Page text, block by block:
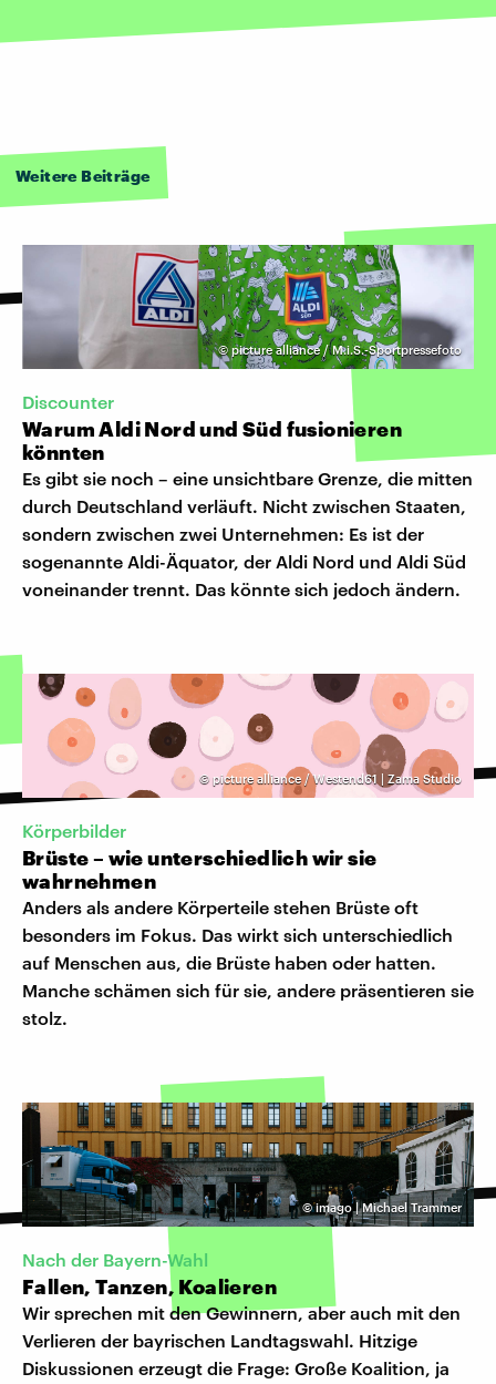
Weitere Beiträge
©picture alliance / M.i.S.-Sportpressefoto
Discounter
Warum Aldi Nord und Süd fusionieren
könnten
Es gibt sie noch – eine unsichtbare Grenze, die mitten
durch Deutschland verläuft. Nicht zwischen Staaten,
sondern zwischen zwei Unternehmen: Es ist der
sogenannte Aldi-Äquator, der Aldi Nord und Aldi Süd
voneinander trennt. Das könnte sich jedoch ändern.
© picture alliance / Westend61 | Zama Studio
Körperbilder
Brüste – wie unterschiedlich wir sie
wahrnehmen
Anders als andere Körperteile stehen Brüste oft
besonders im Fokus. Das wirkt sich unterschiedlich
auf Menschen aus, die Brüste haben oder hatten.
Manche schämen sich für sie, andere präsentieren sie
stolz.
©imago | Michael Trammer
Nach der Bayern-Wahl
Fallen, Tanzen, Koalieren
Wir sprechen mit den Gewinnern, aber auch mit den
Verlieren der bayrischen Landtagswahl. Hitzige
Diskussionen erzeugt die Frage: Große Koalition, ja